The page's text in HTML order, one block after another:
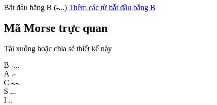
Bắt đầu bằng B (-...) Thêm các từ bắt đầu bằng B
Mã Morse trực quan
Tải xuống hoặc chia sẻ thiết kế này
B -...
A .-
C -.-.
S ...
I ..